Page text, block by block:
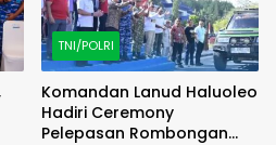
TNI/POLRI
Komandan Lanud Haluoleo
Hadiri Ceremony
Pelepasan Rombongan